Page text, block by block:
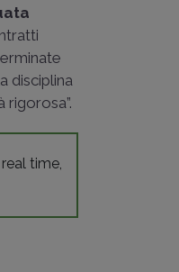
disciplina
time,